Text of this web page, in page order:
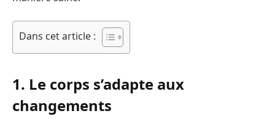
Dans cet article :
1. Le corps s’adapte aux
changements